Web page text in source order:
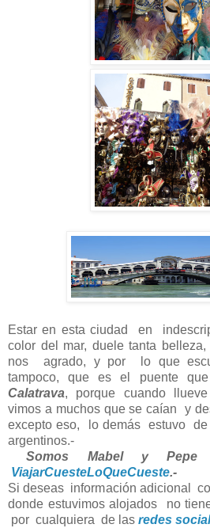
Estar en esta ciudad en
color del mar, duele tanta
nos agrado, y por lo que
tampoco, que es el puente
Calatrava, porque cuando
vimos a muchos que se caían y
excepto eso, lo demás estuvo de
argentinos.-
Somos Mabel y
ViajarCuesteLoQueCueste.-
Si deseas información adicional
donde estuvimos alojados no
por cualquiera de las redes